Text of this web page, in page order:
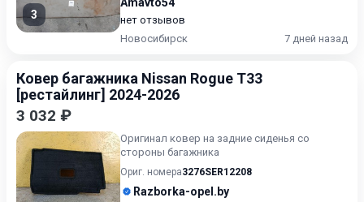
3
нет отзывов
Новосибирск
7 дней назад
Ковер багажника Nissan Rogue T33
[рестайлинг] 2024-2026
3 032 ₽
Оригинал ковер на задние сиденья со
стороны багажника
Ориг. номера3276SER12208
Razborka-opel.by